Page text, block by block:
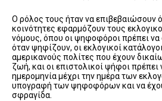
Ο ρόλος τους ήταν να επιβεβαιώσουν
κοινότητες εφαρμόζουν τους
νόμους, όπου οι ψηφοφόροι πρέπει να
όταν ψηφίζουν, οι εκλογικοί
αμερικανούς πολίτες που έχουν
ζωή, και οι επιστολικοί ψήφοι πρέπει
ημερομηνία μέχρι την ημέρα των
υπογραφή των ψηφοφόρων και να
σφραγίδα.